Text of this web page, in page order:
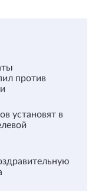
против
установят в